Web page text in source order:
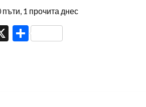
1 прочита днес
X Share